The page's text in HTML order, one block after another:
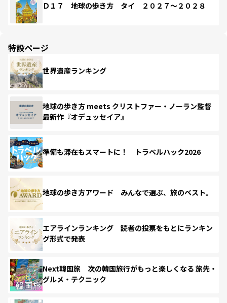
Ｄ１７ 地球の歩き方 タイ ２０２７～２０２８
特設ページ
世界遺産ランキング
地球の歩き方 meets クリストファー・ノーラン監督
最新作『オデュッセイア』
準備も滞在もスマートに！ トラベルハック2026
地球の歩き方アワード みんなで選ぶ、旅のベスト。
エアラインランキング 読者の投票をもとにランキン
グ形式で発表
Next韓国旅 次の韓国旅行がもっと楽しくなる 旅先・
グルメ・テクニック